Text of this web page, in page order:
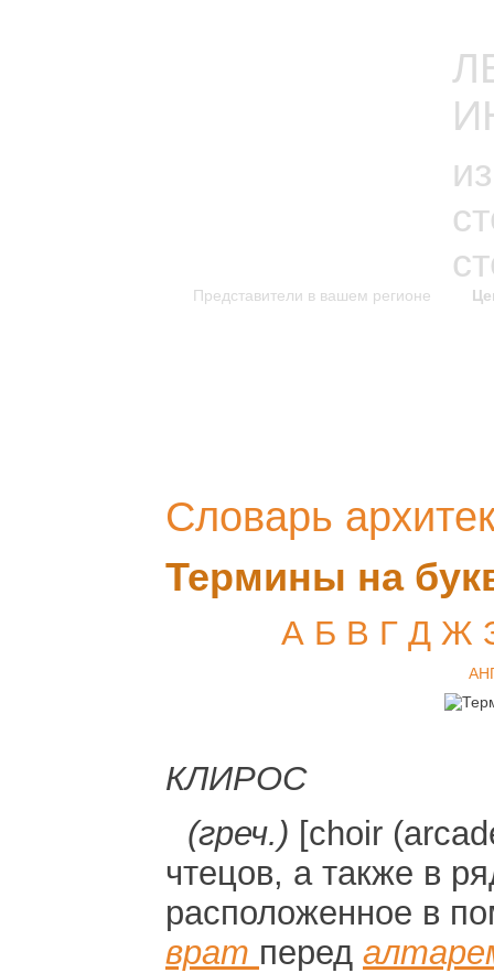
Представители в вашем регионе
Словарь
Термины на
А Б В Г Д Ж
КЛИРОС
(греч.) [choir
чтецов, а также в
расположенное в
врат перед